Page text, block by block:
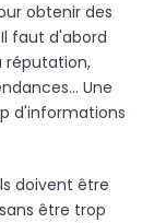
obtenir des
faut d'abord
réputation,
Une
d'informations
doivent être
être trop